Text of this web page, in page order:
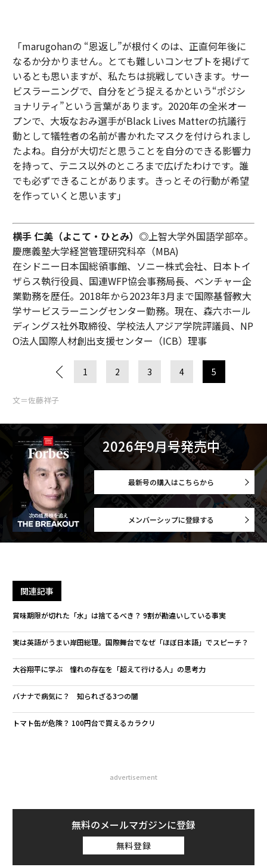
「marugohanの “恩返し”が根付くのは、正直何年後に
なるか分かりません。とても難しいコンセプトを掲げて
いるとも思いますが、私たちは挑戦していきます。サー
ビスラーニングで、自分をどう捉えるかという“ポジシ
ョナリティ”という言葉があります。2020年の全米オー
プンで、大坂なおみ選手がBlack Lives Matterの抗議行
動として犠牲者の名前が書かれたマスクを付けられまし
たよね。自分が大切だと思うことを自分のできる影響力
を持って、テニス以外のところまで広げたわけです。誰
でも必ずできることがあります。きっとその行動が希望
を作っていくと思います」
横手 仁美（よこて・ひとみ）◎上智大学外国語学部卒。
慶應義塾大学経営管理研究科卒（MBA)
在シドニー日本国総領事館、ソニー株式会社、日本トイ
ザらス執行役員、国連WFP協会事務局長、ベンチャー企
業勤務を歴任。2018年から2023年3月まで国際基督教大
学サービスラーニングセンター勤務。現在、森六ホール
ディングス社外取締役、学校法人アジア学院評議員、NP
O法人国際人材創出支援センター（ICB）理事
1 2 3 4 5
文＝佐藤祥子
2026年9月号発売中
最新号の購入はこちらから
メンバーシップに登録する
関連記事
賞味期限が切れた「水」は捨てるべき？ 9割が勘違いしている事実
実は英語がうまい岸田総理。国際舞台でなぜ「ほぼ日本語」でスピーチ？
大谷翔平に学ぶ 憧れの存在を「超えて行ける人」の思考力
バナナで病気に？ 知られざる3つの闇
トマト缶が危険？ 100円台で買えるカラクリ
advertisement
無料のメールマガジンに登録
無料登録